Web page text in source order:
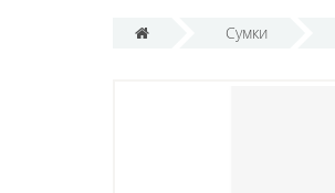
Сумки